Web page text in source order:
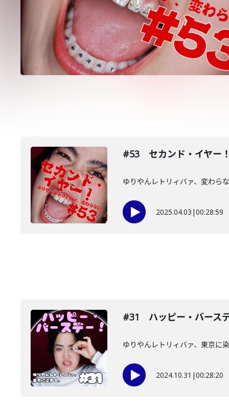
#53 セカンド・イヤー！
ゆりやんレトリィバァ、変わらな
2025.04.03 |00:28:59
#31 ハッピー・バース
ゆりやんレトリィバァ、東京に染
2024.10.31 |00:28:20